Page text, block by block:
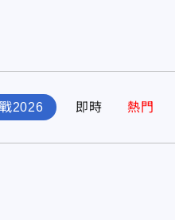
2026 即時 熱門